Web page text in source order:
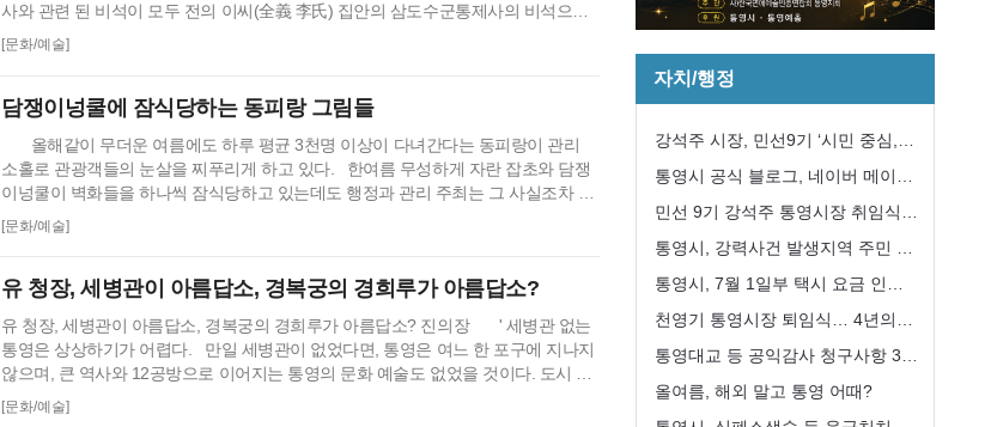
사와 관련 된 비석이 모두 전의 이씨(全義 李氏) 집안의 삼도수군통제사의 비석으로
밝혀져 또 다른 관심이 집중되고 있다. 7일 오전 9시 경 가야문화재연구소 관계자와
된 비석들이었다…
[문화/예술]
담쟁이넝쿨에 잠식당하는 동피랑 그림들
올해같이 무더운 여름에도 하루 평균 3천명 이상이 다녀간다는 동피랑이 관리
소홀로 관광객들의 눈살을 찌푸리게 하고 있다. 한여름 무성하게 자란 잡초와 담쟁
이넝쿨이 벽화들을 하나씩 잠식당하고 있는데도 행정과 관리 주최는 그 사실조차 파
악하지 못하고 있다. 아울러 꼭대기에는 어느덧 장삿집들이 하나둘 널어나고 있고,
[문화/예술]
유 청장, 세병관이 아름답소, 경복궁의 경희루가 아름답소?
유 청장, 세병관이 아름답소, 경복궁의 경희루가 아름답소? 진의장 ' 세병관 없는
통영은 상상하기가 어렵다. 만일 세병관이 없었다면, 통영은 여느 한 포구에 지나지
않으며, 큰 역사와 12공방으로 이어지는 통영의 문화 예술도 없었을 것이다. 도시 디
자인의 측면에서도 세병관을 기가 막힌 위치에 자리 잡고 있다. 세병관의 왼편은 동
[문화/예술]
자치/행정
강석주 시장, 민선9기 ‘시민 중심,
강한 통영’구현 첫 걸음
통영시 공식 블로그, 네이버 메이트
국내여행 분야 선정
민선 9기 강석주 통영시장 취임식
개최
통영시, 강력사건 발생지역 주민 긴
급 지원대책 추진
통영시, 7월 1일부 택시 요금 인
상... 기본요금 4,600원
천영기 통영시장 퇴임식… 4년의
여정 마무리
통영대교 등 공익감사 청구사항 3
건“감사 필요성 없다”
올여름, 해외 말고 통영 어때?